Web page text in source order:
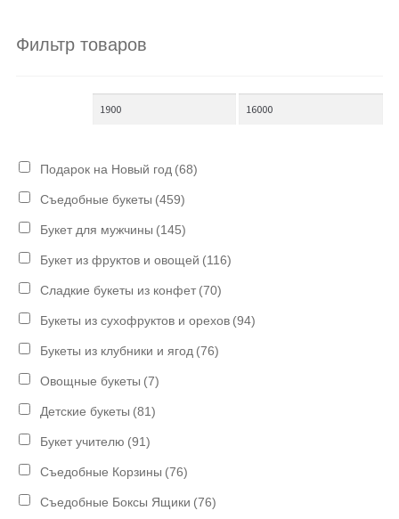
Фильтр товаров
Подарок на Новый год (68)
Съедобные букеты (459)
Букет для мужчины (145)
Букет из фруктов и овощей (116)
Сладкие букеты из конфет (70)
Букеты из сухофруктов и орехов (94)
Букеты из клубники и ягод (76)
Овощные букеты (7)
Детские букеты (81)
Букет учителю (91)
Съедобные Корзины (76)
Съедобные Боксы Ящики (76)